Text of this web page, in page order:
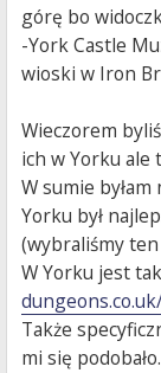
górę bo
-York Castle
wioski w Iron
Wieczorem
ich w Yorku
W sumie
Yorku był
(wybraliśmy ten
W Yorku jest
Także
mi się podobało.